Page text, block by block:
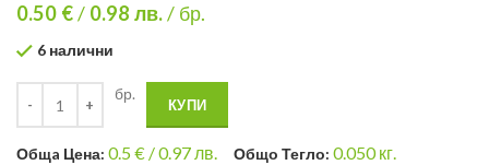
0.50 €/ 0.98 лв./ бр.
6 налични
бр.
КУПИ
Общa Цена: 0.5€ /0.97 лв. Общо Тегло: 0.050кг.